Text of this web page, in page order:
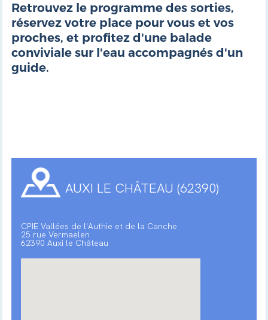
Retrouvez le programme des sorties,
réservez votre place pour vous et vos
proches, et profitez d'une balade
conviviale sur l'eau accompagnés d'un
guide.
AUXI LE CHÂTEAU (62390)
CPIE Vallées de l'Authie et de la Canche
25 rue Vermaelen
62390 Auxi le Château